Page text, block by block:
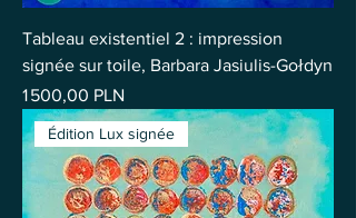
Tableau existentiel 2 : impression
signée sur toile, Barbara Jasiulis-Gołdyn
Prix
1 500,00 PLN
Édition Lux signée